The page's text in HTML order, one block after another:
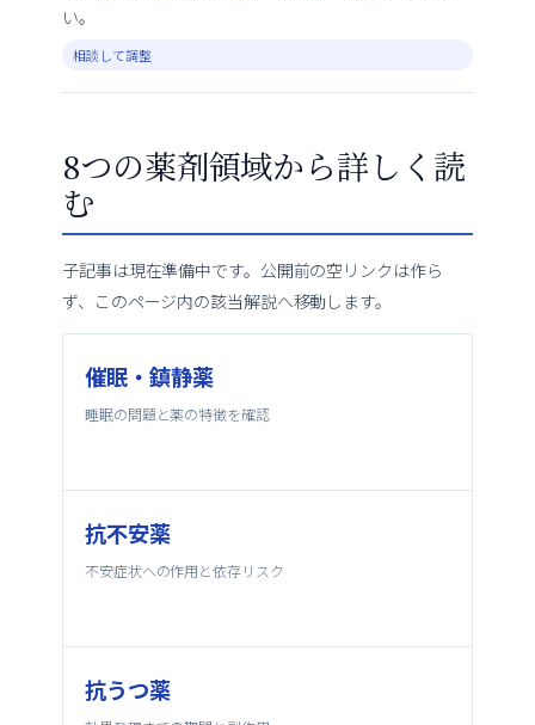
い。
相談して調整
8つの薬剤領域から詳しく読
む
子記事は現在準備中です。公開前の空リンクは作ら
ず、このページ内の該当解説へ移動します。
催眠・鎮静薬
睡眠の問題と薬の特徴を確認
抗不安薬
不安症状への作用と依存リスク
抗うつ薬